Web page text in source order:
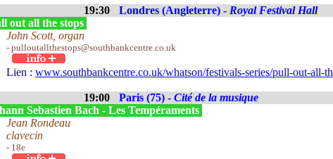
19:30 Londres (Angleterre) - Royal Festival Hall
out all the stops
John Scott, organ
- pulloutallthestops@southbankcentre.co.uk
Lien : www.southbankcentre.co.uk/whatson/festivals-series/pull-out-all-
19:00 Paris (75) - Cité de la musique
Sebastien Bach - Les Tempéraments
Jean Rondeau
clavecin
- 18e